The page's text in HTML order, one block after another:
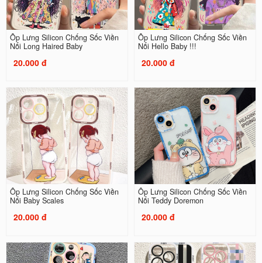
Ốp Lưng Silicon Chống Sốc Viền
Nổi Long Haired Baby
20.000 đ
Ốp Lưng Silicon Chống Sốc Viền
Nổi Hello Baby !!!
20.000 đ
Ốp Lưng Silicon Chống Sốc Viền
Nổi Baby Scales
20.000 đ
Ốp Lưng Silicon Chống Sốc Viền
Nổi Teddy Doremon
20.000 đ